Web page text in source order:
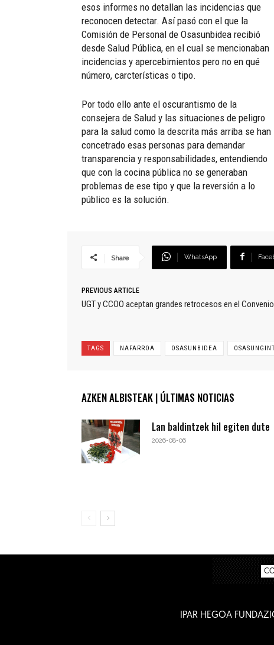
esos informes no detallan las incidencias que
reconocen detectar. Así pasó con el que la
Comisión de Personal de Osasunbidea recibió
desde Salud Pública, en el cual se mencionaban
incidencias y apercebimientos pero no en qué
número, carcterísticas o tipo.
Por todo ello ante el oscurantismo de la
consejera de Salud y las situaciones de peligro
para la salud como la descrita más arriba se han
concetrado esas personas para demandar
transparencia y responsabilidades, entendiendo
que con la cocina pública no se generaban
problemas de ese tipo y que la reversión a lo
público es la solución.
Share WhatsApp
PREVIOUS ARTICLE
UGT y CCOO aceptan grandes retrocesos en el
TAGS NAFARROA OSASUNBIDEA
AZKEN ALBISTEAK | ÚLTIMAS NOTICIAS
Lan baldintzek hil egiten dute
2026-08-06
IPAR HEGOA